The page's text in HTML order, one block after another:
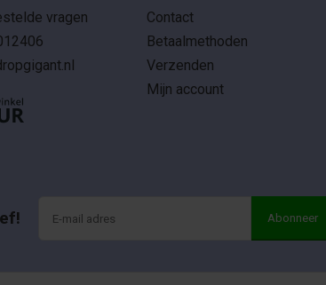
vragen
Contact
Betaalmethoden
Verzenden
Mijn account
Abonneer